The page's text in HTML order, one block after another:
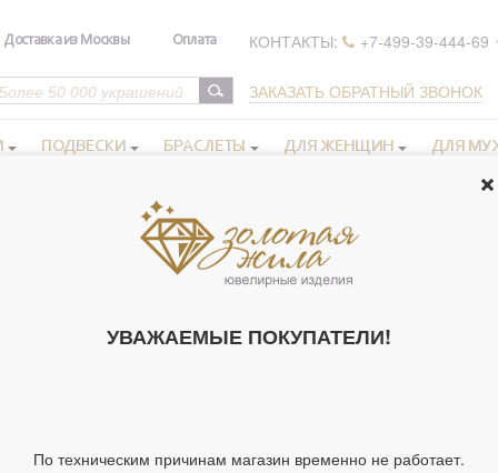
Доставка из Москвы Оплата КОНТАКТЫ: +7-499-39-444-69
ЗАКАЗАТЬ ОБРАТНЫЙ ЗВОНОК
ПОДВЕСКИ БРАСЛЕТЫ ДЛЯ ЖЕНЩИН ДЛЯ
Design, Россия (элитная бижутерия) 25.05 гр.
(ЭЛИТНАЯ
(АРТ. 62396)
УВАЖАЕМЫЕ ПОКУПАТЕЛИ!
По техническим причинам магазин временно не работает.